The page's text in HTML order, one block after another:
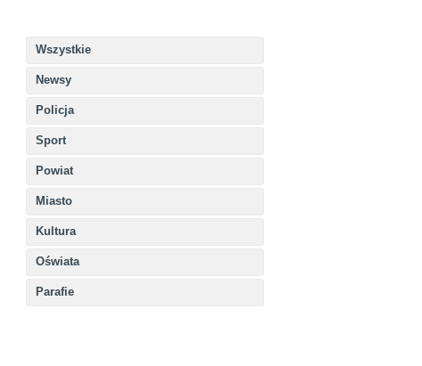
Wszystkie
Newsy
Policja
Sport
Powiat
Miasto
Kultura
Oświata
Parafie